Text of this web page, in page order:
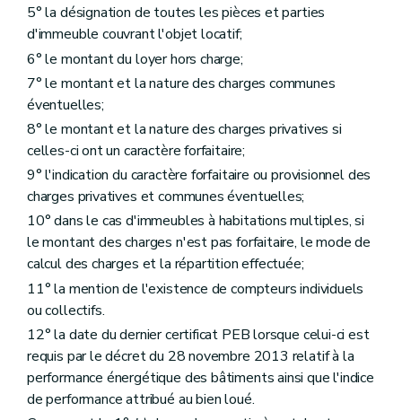
5° la désignation de toutes les pièces et parties
d'immeuble couvrant l'objet locatif;
6° le montant du loyer hors charge;
7° le montant et la nature des charges communes
éventuelles;
8° le montant et la nature des charges privatives si
celles-ci ont un caractère forfaitaire;
9° l'indication du caractère forfaitaire ou provisionnel des
charges privatives et communes éventuelles;
10° dans le cas d'immeubles à habitations multiples, si
le montant des charges n'est pas forfaitaire, le mode de
calcul des charges et la répartition effectuée;
11° la mention de l'existence de compteurs individuels
ou collectifs.
12° la date du dernier certificat PEB lorsque celui-ci est
requis par le décret du 28 novembre 2013 relatif à la
performance énergétique des bâtiments ainsi que l'indice
de performance attribué au bien loué.